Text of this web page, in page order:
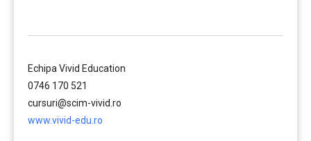
Echipa Vivid Education
0746 170 521
cursuri@scim-vivid.ro
www.vivid-edu.ro